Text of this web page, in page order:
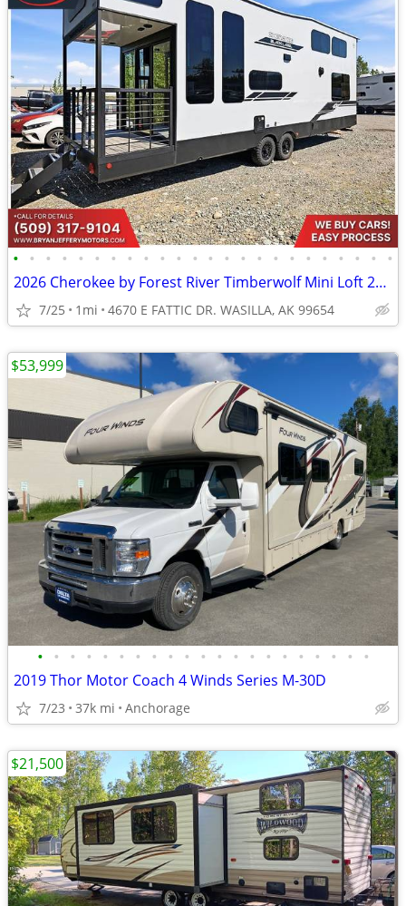
• • • • • • • • • • • • • • • • • • • • • • • •
2026 Cherokee by Forest River Timberwolf Mini Loft 20OGBL - $786/mo
7/25 1mi 4670 E FATTIC DR. WASILLA, AK 99654
• • • • • • • • • • • • • • • • • • • • •
2019 Thor Motor Coach 4 Winds Series M-30D
7/23 37k mi Anchorage
$53,999
$21,500